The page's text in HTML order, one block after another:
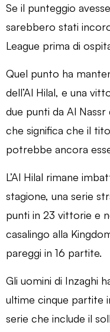
Se il punteggio
sarebbero stati
League prima di
Quel punto ha
dell’Al Hilal, e una
due punti da Al
che significa che il
potrebbe ancora
L’Al Hilal rimane
stagione, una serie
punti in 23 vittorie e
casalingo alla
pareggi in 16 partite.
Gli uomini di Inzaghi
ultime cinque partite
serie che include il